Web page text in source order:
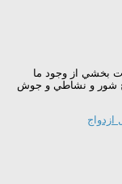
بخشي از وجود ما
شور و نشاطي و جوش